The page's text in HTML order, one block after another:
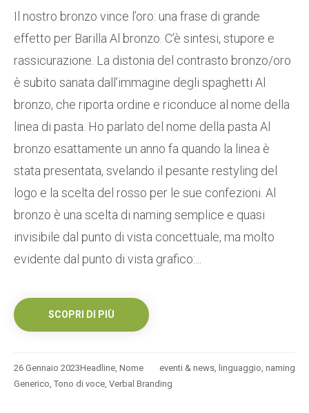
Il nostro bronzo vince l’oro: una frase di grande
effetto per Barilla Al bronzo. C’è sintesi, stupore e
rassicurazione. La distonia del contrasto bronzo/oro
è subito sanata dall’immagine degli spaghetti Al
bronzo, che riporta ordine e riconduce al nome della
linea di pasta. Ho parlato del nome della pasta Al
bronzo esattamente un anno fa quando la linea è
stata presentata, svelando il pesante restyling del
logo e la scelta del rosso per le sue confezioni. Al
bronzo è una scelta di naming semplice e quasi
invisibile dal punto di vista concettuale, ma molto
evidente dal punto di vista grafico:...
SCOPRI DI PIÙ
26 Gennaio 2023 eventi & news linguaggio naming
Headline Nome
Generico Tono di voce Verbal Branding